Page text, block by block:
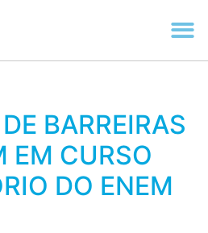
BARREIRAS
EM CURSO
DO ENEM